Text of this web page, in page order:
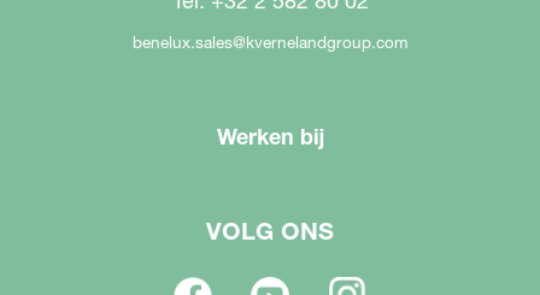
benelux.sales@kvernelandgroup.com
Werken bij
VOLG ONS